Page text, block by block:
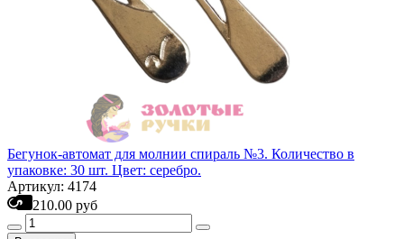
Бегунок-автомат для молнии спираль №3. Количество в
упаковке: 30 шт. Цвет: серебро.
Артикул: 4174
210.00 руб